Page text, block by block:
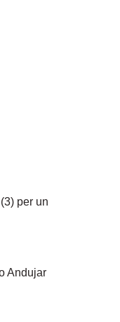
(3) per un
Andujar